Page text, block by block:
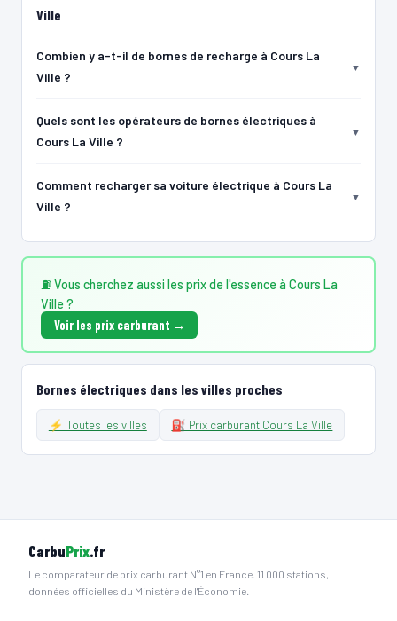
Ville
Combien y a-t-il de bornes de recharge à Cours La
Ville ?
Quels sont les opérateurs de bornes électriques à
Cours La Ville ?
Comment recharger sa voiture électrique à Cours La
Ville ?
⛽ Vous cherchez aussi les prix de l'essence à Cours La
Ville ?
Voir les prix carburant →
Bornes électriques dans les villes proches
⚡ Toutes les villes ⛽ Prix carburant Cours La Ville
CarbuPrix.fr
Le comparateur de prix carburant N°1 en France. 11 000 stations,
données officielles du Ministère de l'Économie.